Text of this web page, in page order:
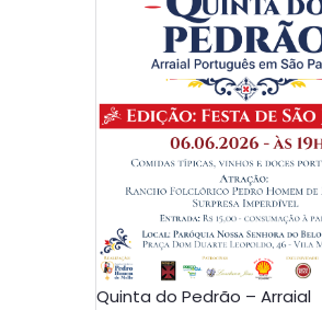
Quinta do Pedrão – Arraial